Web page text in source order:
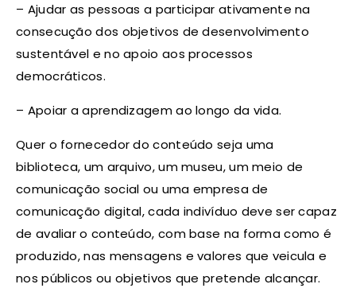
– Ajudar as pessoas a participar ativamente na
consecução dos objetivos de desenvolvimento
sustentável e no apoio aos processos
democráticos.
– Apoiar a aprendizagem ao longo da vida.
Quer o fornecedor do conteúdo seja uma
biblioteca, um arquivo, um museu, um meio de
comunicação social ou uma empresa de
comunicação digital, cada indivíduo deve ser capaz
de avaliar o conteúdo, com base na forma como é
produzido, nas mensagens e valores que veicula e
nos públicos ou objetivos que pretende alcançar.